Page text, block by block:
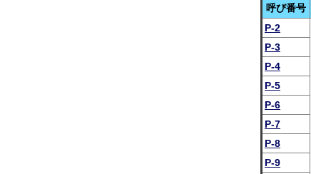
呼び番号
P-2
P-3
P-4
P-5
P-6
P-7
P-8
P-9